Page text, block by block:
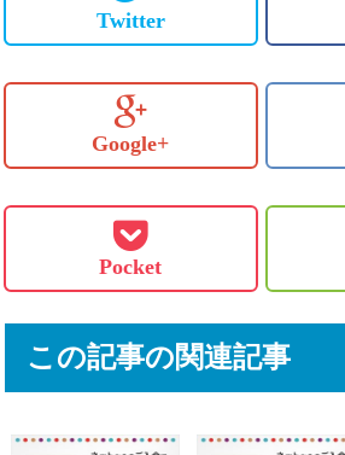
Twitter
Google+
Pocket
この記事の関連記事